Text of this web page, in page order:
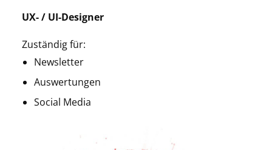
UX- / UI-Designer
Zuständig für:
Newsletter
Auswertungen
Social Media